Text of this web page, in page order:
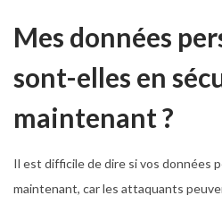
Mes données
sont-elles en
maintenant ?
Il est difficile de dire si vos données
maintenant, car les attaquants